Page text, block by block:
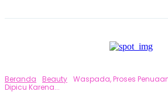
Beranda Beauty Waspada, Proses
Dipicu Karena...